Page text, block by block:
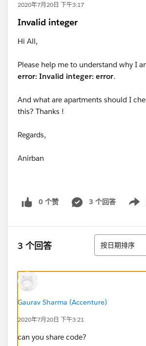
2020年7月20日 下午3:17
Invalid integer
Hi All,
Please help me to understand why I
error: Invalid integer: error.
And what are apartments should I
this? Thanks !
Regards,
Anirban
0 个赞 3 个回答
Show
3 个回答 排序
按日期排序
Gaurav Sharma (Accenture)
2020年7月20日 下午3:21
can you share code?